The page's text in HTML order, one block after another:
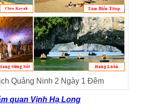
Quảng Ninh 2 Ngày 1 Đêm
quan Vịnh Hạ Long